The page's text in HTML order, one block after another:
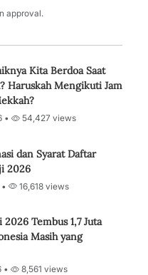
approval.
Kita Berdoa Saat
Haruskah Mengikuti Jam
• 54,427 views
dan Syarat Daftar
2026
16,618 views
2026 Tembus 1,7 Juta
Masih yang
• 8,561 views